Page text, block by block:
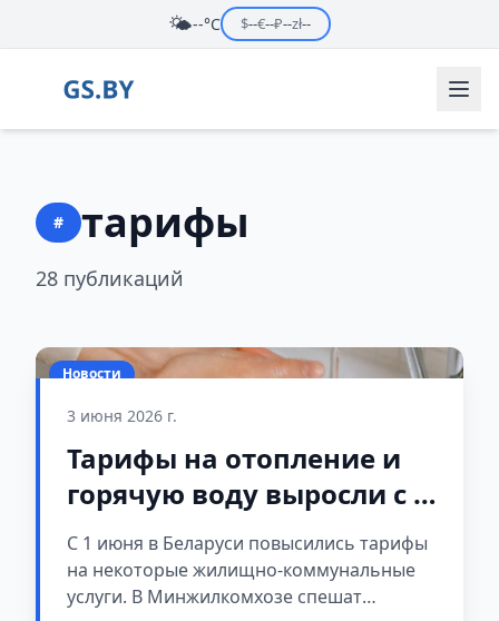
🌤️--°C $--€--₽--zł--
# тарифы
28 публикаций
Новости
3 июня 2026 г.
Тарифы на отопление и
горячую воду выросли с 1
июня: на сколько больше
придется платить
С 1 июня в Беларуси повысились тарифы
на некоторые жилищно-коммунальные
услуги. В Минжилкомхозе спешат